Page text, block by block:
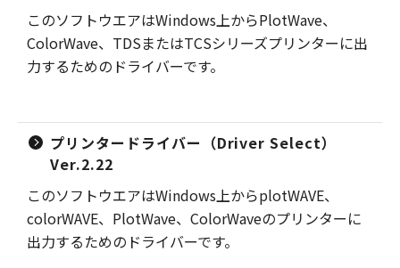
このソフトウエアはWindows上からPlotWave、
ColorWave、TDSまたはTCSシリーズプリンターに出
力するためのドライバーです。
プリンタードライバー（Driver Select）
Ver.2.22
このソフトウエアはWindows上からplotWAVE、
colorWAVE、PlotWave、ColorWaveのプリンターに
出力するためのドライバーです。